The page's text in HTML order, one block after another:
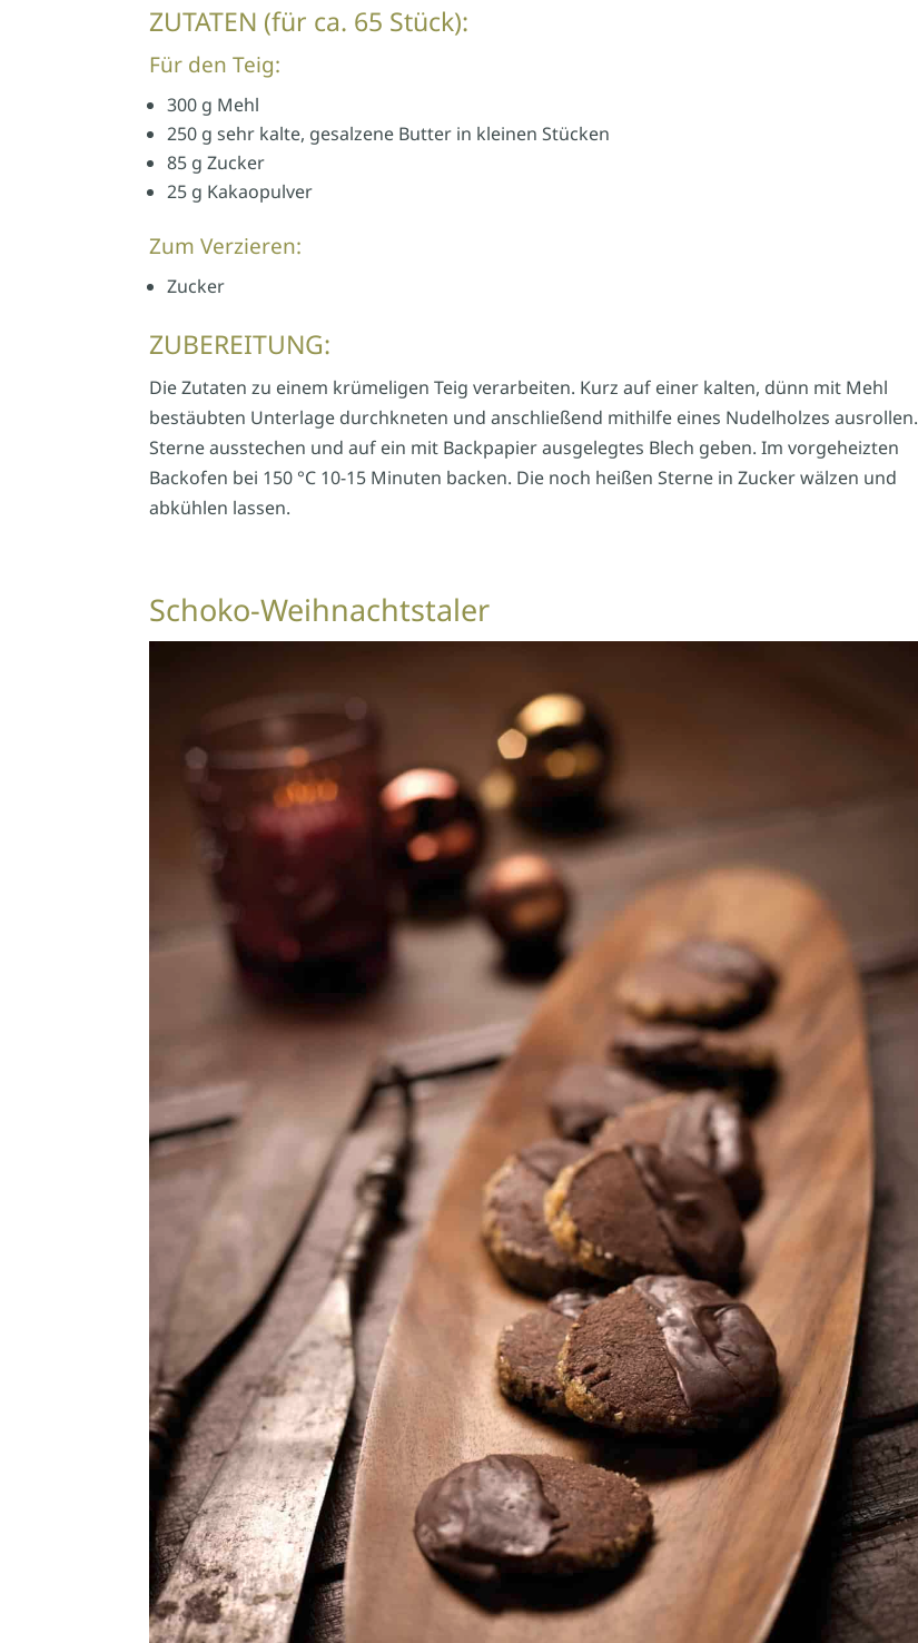
ZUTATEN (für ca. 65 Stück):
Für den Teig:
300 g Mehl
250 g sehr kalte, gesalzene Butter in kleinen Stücken
85 g Zucker
25 g Kakaopulver
Zum Verzieren:
Zucker
ZUBEREITUNG:
Die Zutaten zu einem krümeligen Teig verarbeiten. Kurz auf einer kalten, dünn mit Mehl
bestäubten Unterlage durchkneten und anschließend mithilfe eines Nudelholzes ausrollen.
Sterne ausstechen und auf ein mit Backpapier ausgelegtes Blech geben. Im vorgeheizten
Backofen bei 150 °C 10-15 Minuten backen. Die noch heißen Sterne in Zucker wälzen und
abkühlen lassen.
Schoko-Weihnachtstaler